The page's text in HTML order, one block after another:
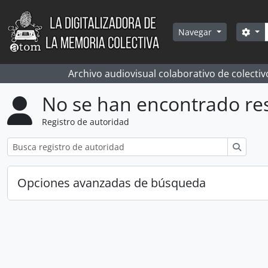
Skip to main content
Navegar
Archivo audiovisual colaborativo de
No se han encontrado
Registro de autoridad
Opciones avanzadas de búsqueda